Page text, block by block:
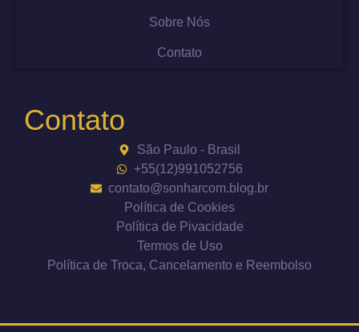
Sobre Nós
Contato
Contato
São Paulo - Brasil
+55(12)991052756
contato@sonharcom.blog.br
Política de Cookies
Política de Pivacidade
Termos de Uso
Política de Troca, Cancelamento e Reembolso